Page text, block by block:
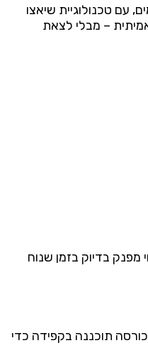
עם טכנולוגיית שיאצו
– מבלי לצאת
מפנק בדיוק בזמן שנוח
כורסה תוכננה בקפידה כדי